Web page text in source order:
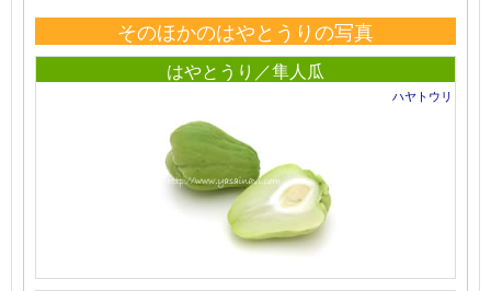
そのほかのはやとうりの写真
はやとうり／隼人瓜
ハヤトウリ